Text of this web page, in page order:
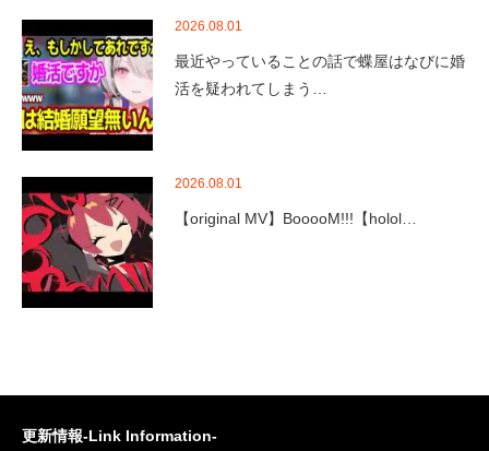
2026.08.01
最近やっていることの話で蝶屋はなびに婚
活を疑われてしまう…
2026.08.01
【original MV】BooooM!!!【holol…
更新情報-Link Information-